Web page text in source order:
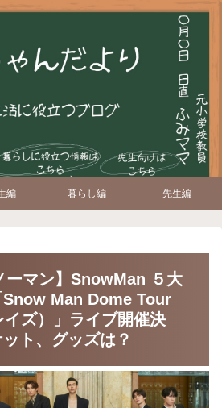
編 暮らし編 先生編
ーマン】SnowMan ５大
Snow Man Dome Tour
イズ）」ライブ開催決
ト、グッズは？